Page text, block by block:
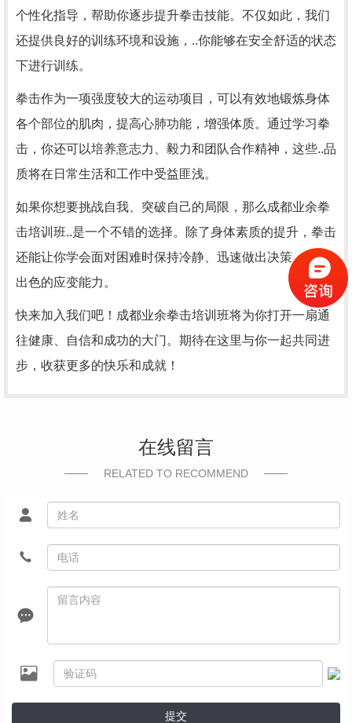
个性化指导，帮助你逐步提升拳击技能。不仅如此，我们
还提供良好的训练环境和设施，..你能够在安全舒适的状态
下进行训练。
拳击作为一项强度较大的运动项目，可以有效地锻炼身体
各个部位的肌肉，提高心肺功能，增强体质。通过学习拳
击，你还可以培养意志力、毅力和团队合作精神，这些..品
质将在日常生活和工作中受益匪浅。
如果你想要挑战自我、突破自己的局限，那么成都业余拳
击培训班..是一个不错的选择。除了身体素质的提升，拳击
还能让你学会面对困难时保持冷静、迅速做出决策，培养
出色的应变能力。
快来加入我们吧！成都业余拳击培训班将为你打开一扇通
往健康、自信和成功的大门。期待在这里与你一起共同进
步，收获更多的快乐和成就！
在线留言
RELATED TO RECOMMEND
提交